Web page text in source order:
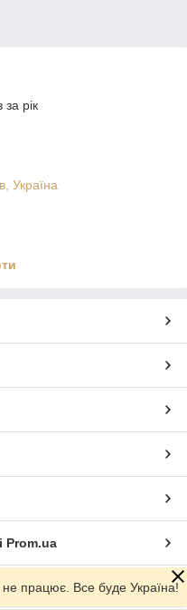
за рік
Україна
Prom.ua
не працює. Все буде Україна!